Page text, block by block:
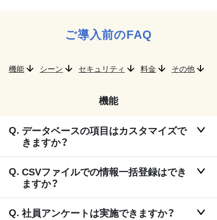
ご導入前のFAQ
機能 シーン セキュリティ 料金 その他
機能
データベースの項目はカスタマイズで
きますか？
CSVファイルでの情報一括登録はでき
ますか？
社員アンケートは実施できますか？